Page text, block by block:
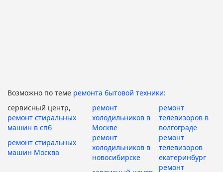
Возможно по теме ремонта бытовой техники:
сервисный центр,
ремонт стиральных
машин в спб
ремонт
холодильников в
Москве
ремонт
телевизоров в
волгограде
ремонт стиральных
машин Москва
ремонт
холодильников в
новосибирске
ремонт
телевизоров
екатеринбург
ремонт